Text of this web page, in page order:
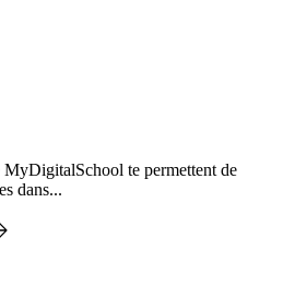
te permettent de
dans...